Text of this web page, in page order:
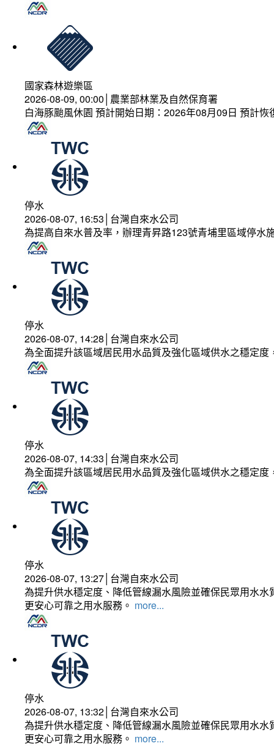
國家森林遊樂區
2026-08-09, 00:00│農業部林業及自然保育署
白海豚颱風休園 預計開始日期：2026年08月09日 預計
停水
2026-08-07, 16:53│台灣自來水公司
為提高自來水普及率，辦理青昇路123號青埔里區域停水
停水
2026-08-07, 14:28│台灣自來水公司
為全面提升該區域居民用水品質及強化區域供水之穩定
停水
2026-08-07, 14:33│台灣自來水公司
為全面提升該區域居民用水品質及強化區域供水之穩定
停水
2026-08-07, 13:27│台灣自來水公司
為提升供水穩定度、降低管線漏水風險並確保民眾用水
更安心可靠之用水服務。 more...
停水
2026-08-07, 13:32│台灣自來水公司
為提升供水穩定度、降低管線漏水風險並確保民眾用水
更安心可靠之用水服務。 more...